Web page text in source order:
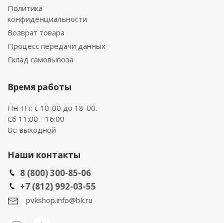
Политика
конфиденциальности
Возврат товара
Процесс передачи данных
Склад самовывоза
Время работы
Пн-Пт: с 10-00 до 18-00.
Сб 11:00 - 16:00
Вс: выходной
Наши контакты
8 (800) 300-85-06
+7 (812) 992-03-55
pvkshop.info@bk.ru